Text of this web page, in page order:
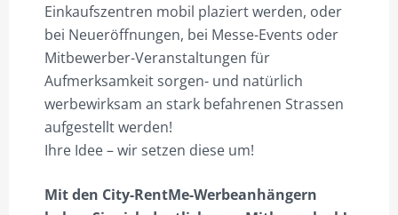
Einkaufszentren mobil plaziert werden, oder
bei Neueröffnungen, bei Messe-Events oder
Mitbewerber-Veranstaltungen für
Aufmerksamkeit sorgen- und natürlich
werbewirksam an stark befahrenen Strassen
aufgestellt werden!
Ihre Idee – wir setzen diese um!
Mit den City-RentMe-Werbeanhängern